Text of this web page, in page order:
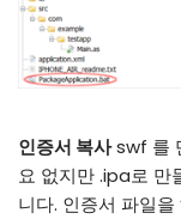
인증서 복사swf 를
요 없지만 .ipa로 만
니다. 인증서 파일